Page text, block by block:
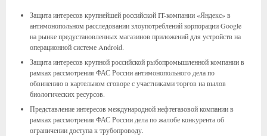
Защита интересов крупнейшей российской IT-компании «Яндекс» в
антимонопольном расследовании злоупотреблений корпорации Google
на рынке предустановленных магазинов приложений для устройств на
операционной системе Android.
Защита интересов крупной российской рыбопромышленной компании в
рамках рассмотрения ФАС России антимонопольного дела по
обвинению в картельном сговоре с участниками торгов на вылов
биологических ресурсов.
Представление интересов международной нефтегазовой компании в
рамках рассмотрения ФАС России дела по жалобе конкурента об
ограничении доступа к трубопроводу.